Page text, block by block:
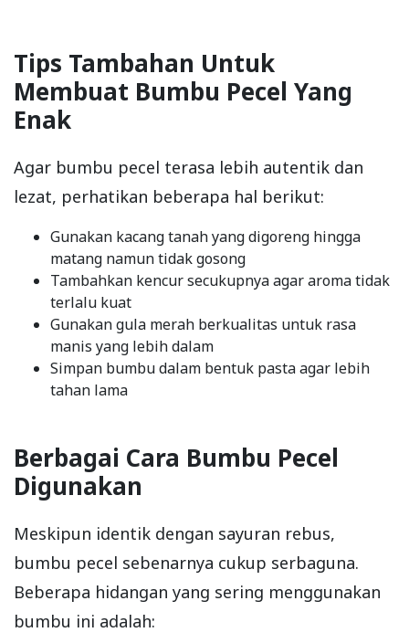
Tips Tambahan Untuk
Membuat Bumbu Pecel Yang
Enak
Agar bumbu pecel terasa lebih autentik dan
lezat, perhatikan beberapa hal berikut:
Gunakan kacang tanah yang digoreng hingga
matang namun tidak gosong
Tambahkan kencur secukupnya agar aroma tidak
terlalu kuat
Gunakan gula merah berkualitas untuk rasa
manis yang lebih dalam
Simpan bumbu dalam bentuk pasta agar lebih
tahan lama
Berbagai Cara Bumbu Pecel
Digunakan
Meskipun identik dengan sayuran rebus,
bumbu pecel sebenarnya cukup serbaguna.
Beberapa hidangan yang sering menggunakan
bumbu ini adalah: